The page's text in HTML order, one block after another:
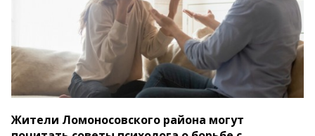
Жители Ломоносовского района могут